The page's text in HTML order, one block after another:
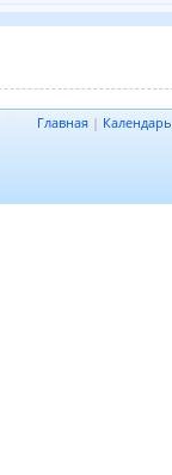
Главная | Календарь